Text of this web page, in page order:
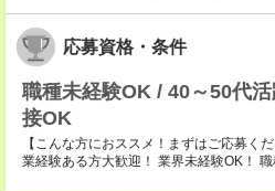
応募資格・条件
職種未経験OK / 40～50代
接OK
【こんな方におススメ！まずはご応募く
業経験ある方大歓迎！ 業界未経験OK！